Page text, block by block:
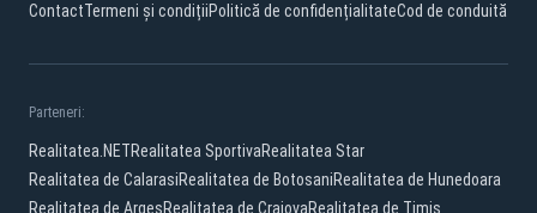
ContactTermeni și condițiiPolitică de confidențialitateCod de conduită
Parteneri:
Realitatea.NETRealitatea SportivaRealitatea Star
Realitatea de CalarasiRealitatea de BotosaniRealitatea de Hunedoara
Realitatea de ArgesRealitatea de CraiovaRealitatea de Timis